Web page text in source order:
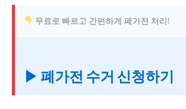
무료로 빠르고 간편하게 폐가전 처리!
▶ 폐가전 수거 신청하기